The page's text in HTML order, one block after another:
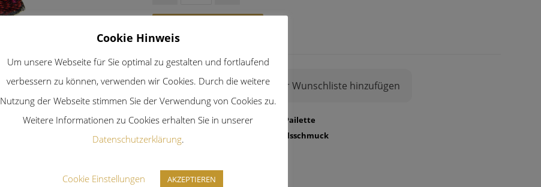
Zur Wunschliste hinzufügen
TagsBlüte, Halsschmuck,Mondin
Pailette
Kategorien
Halsschmuck
Cookie Hinweis
Um unsere Webseite für Sie optimal zu gestalten und fortlaufend
verbessern zu können, verwenden wir Cookies. Durch die weitere
Nutzung der Webseite stimmen Sie der Verwendung von Cookies zu.
Weitere Informationen zu Cookies erhalten Sie in unserer
Datenschutzerklärung.
Cookie Einstellungen AKZEPTIEREN